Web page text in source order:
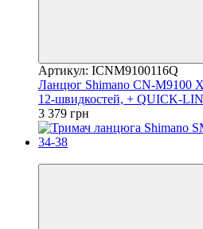
Артикул: ICNM9100116Q
Ланцюг Shimano CN-M9100
12-швидкостей, + QUICK-
3 379 грн